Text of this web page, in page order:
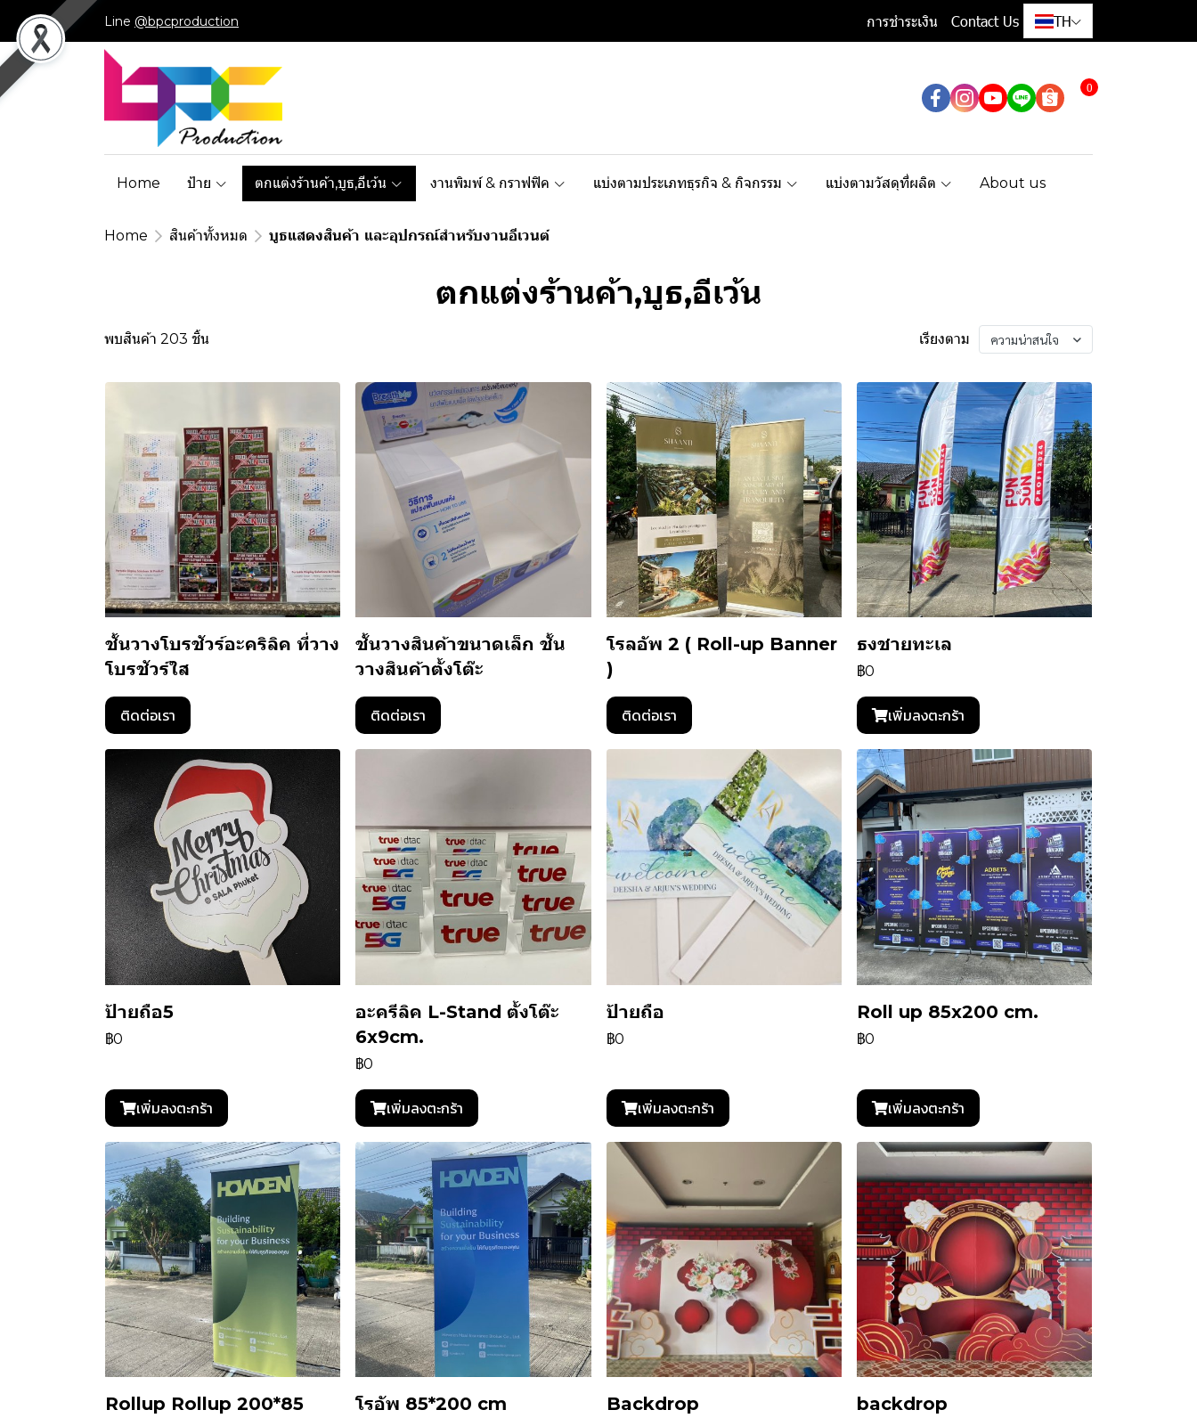
Line @bpcproduction การชำระเงิน Contact Us TH
0
Home ป้าย ตกแต่งร้านค้า,บูธ,อีเว้น งานพิมพ์ & กราฟฟิค แบ่งตามประเภทธุรกิจ & กิจกรรม แบ่งตามวัสดุที่ผลิต About us
Home สินค้าทั้งหมด บูธแสดงสินค้า และอุปกรณ์สำหรับงานอีเวนต์
ตกแต่งร้านค้า,บูธ,อีเว้น
พบสินค้า 203 ชิ้น เรียงตาม ความน่าสนใจ
ชั้นวางโบรชัวร์อะคริลิค ที่วาง
โบรชัวร์ใส
ติดต่อเรา
ชั้นวางสินค้าขนาดเล็ก ชั้น
วางสินค้าตั้งโต๊ะ
ติดต่อเรา
โรลอัพ 2 ( Roll-up Banner
)
ติดต่อเรา
ธงชายทะเล
฿0
เพิ่มลงตะกร้า
ป้ายถือ5
฿0
เพิ่มลงตะกร้า
อะครีลิค L-Stand ตั้งโต๊ะ
6x9cm.
฿0
เพิ่มลงตะกร้า
ป้ายถือ
฿0
เพิ่มลงตะกร้า
Roll up 85x200 cm.
฿0
เพิ่มลงตะกร้า
Rollup Rollup 200*85 โรอัพ 85*200 cm ิBackdrop backdrop